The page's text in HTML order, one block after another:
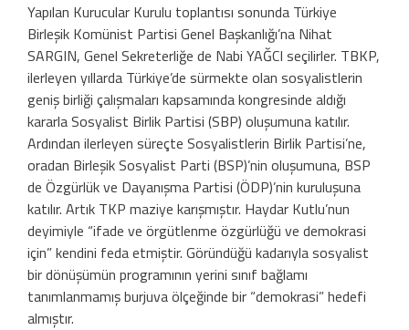
Yapılan Kurucular Kurulu toplantısı sonunda Türkiye
Birleşik Komünist Partisi Genel Başkanlığı’na Nihat
SARGIN, Genel Sekreterliğe de Nabi YAĞCI seçilirler. TBKP,
ilerleyen yıllarda Türkiye’de sürmekte olan sosyalistlerin
geniş birliği çalışmaları kapsamında kongresinde aldığı
kararla Sosyalist Birlik Partisi (SBP) oluşumuna katılır.
Ardından ilerleyen süreçte Sosyalistlerin Birlik Partisi’ne,
oradan Birleşik Sosyalist Parti (BSP)’nin oluşumuna, BSP
de Özgürlük ve Dayanışma Partisi (ÖDP)’nin kuruluşuna
katılır. Artık TKP maziye karışmıştır. Haydar Kutlu’nun
deyimiyle “ifade ve örgütlenme özgürlüğü ve demokrasi
için” kendini feda etmiştir. Göründüğü kadarıyla sosyalist
bir dönüşümün programının yerini sınıf bağlamı
tanımlanmamış burjuva ölçeğinde bir “demokrasi” hedefi
almıştır.